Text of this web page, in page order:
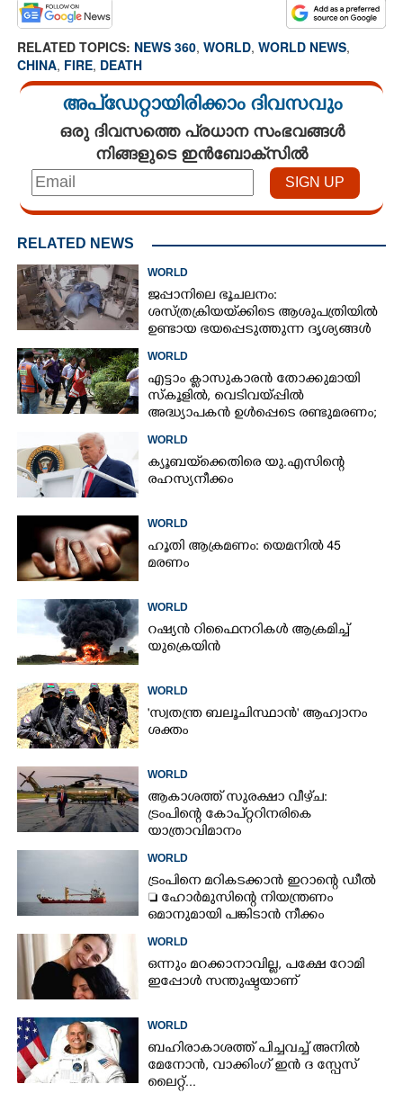
RELATED TOPICS: NEWS 360, WORLD, WORLD NEWS,
CHINA, FIRE, DEATH
അപ്ഡേറ്റായിരിക്കാം ദിവസവും
ഒരു ദിവസത്തെ പ്രധാന സംഭവങ്ങൾ
നിങ്ങളുടെ ഇൻബോക്സിൽ
RELATED NEWS
WORLD
ജപ്പാനിലെ ഭൂചലനം:
ശസ്ത്രക്രിയ‌യ്‌ക്കി‌ടെ ആശുപത്രിയിൽ
ഉണ്ടായ ഭയപ്പെടുത്തുന്ന ദൃശ്യങ്ങൾ
WORLD
എട്ടാം ക്ളാസുകാരൻ തോക്കുമായി
സ്കൂളിൽ, വെടിവയ്പ്പിൽ
അദ്ധ്യാപകൻ ഉൾപ്പെടെ രണ്ടുമരണം;
WORLD
ക്യൂബയ്‌ക്കെതിരെ യു.എസിന്റെ
രഹസ്യനീക്കം
WORLD
ഹൂതി ആക്രമണം: യെമനിൽ 45
മരണം
WORLD
റഷ്യൻ റിഫൈനറികൾ ആക്രമിച്ച്
യുക്രെയിൻ
WORLD
'സ്വതന്ത്ര ബലൂചിസ്ഥാൻ' ആഹ്വാനം
ശക്തം
WORLD
ആകാശത്ത് സുരക്ഷാ വീഴ്‌ച:
ട്രംപിന്റെ കോ‌പ്‌റ്ററിനരികെ
യാത്രാവിമാനം
WORLD
ട്രംപിനെ മറികടക്കാൻ ഇറാന്റെ ഡീൽ
 ഹോർമുസിന്റെ നിയന്ത്രണം
ഒമാനുമായി പങ്കിടാൻ നീക്കം
WORLD
ഒന്നും മറക്കാനാവില്ല, പക്ഷേ റോമി
ഇപ്പോൾ സന്തുഷ്ടയാണ്
WORLD
ബഹിരാകാശത്ത് പിച്ചവച്ച് അനിൽ
മേനോൻ, വാക്കിംഗ് ഇൻ ദ സ്പേസ്
ലൈറ്റ്...